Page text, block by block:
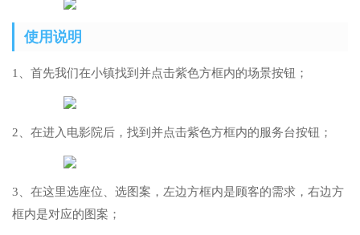
使用说明
1、首先我们在小镇找到并点击紫色方框内的场景按钮；
2、在进入电影院后，找到并点击紫色方框内的服务台按钮；
3、在这里选座位、选图案，左边方框内是顾客的需求，右边方
框内是对应的图案；